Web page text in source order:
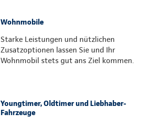
Wohnmobile
Starke Leistungen und nützlichen
Zusatzoptionen lassen Sie und Ihr
Wohnmobil stets gut ans Ziel kommen.
Youngtimer, Oldtimer und Liebhaber-
Fahrzeuge